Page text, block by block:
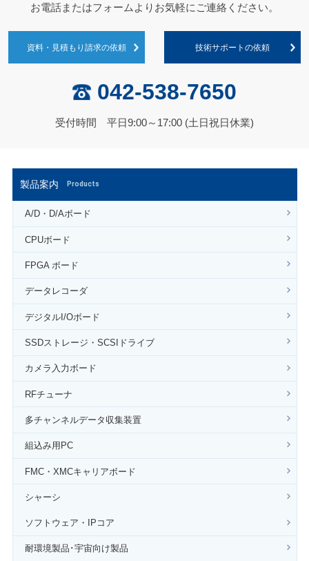
製品案内 Products
A/D・D/Aボード
CPUボード
FPGA ボード
データレコーダ
デジタルI/Oボード
SSDストレージ・SCSIドライブ
カメラ入力ボード
RFチューナ
多チャンネルデータ収集装置
組込み用PC
FMC・XMCキャリアボード
シャーシ
ソフトウェア・IPコア
耐環境製品･宇宙向け製品
お電話またはフォームよりお気軽にご連絡ください。
資料・見積もり請求の依頼 技術サポートの依頼
042-538-7650
受付時間 平日9:00～17:00 (土日祝日休業)